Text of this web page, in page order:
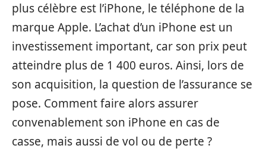
plus célèbre est l’iPhone, le téléphone de la
marque Apple. L’achat d’un iPhone est un
investissement important, car son prix peut
atteindre plus de 1 400 euros. Ainsi, lors de
son acquisition, la question de l’assurance se
pose. Comment faire alors assurer
convenablement son iPhone en cas de
casse, mais aussi de vol ou de perte ?